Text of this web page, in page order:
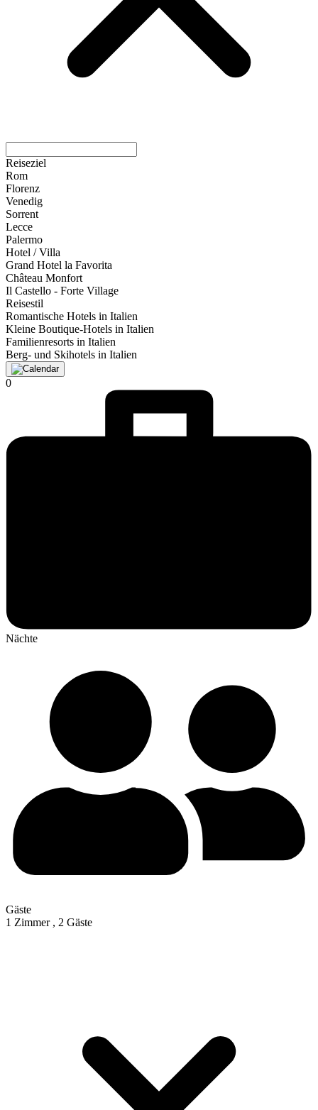
Reiseziel
Rom
Florenz
Venedig
Sorrent
Lecce
Palermo
Hotel / Villa
Grand Hotel la Favorita
Château Monfort
Il Castello - Forte Village
Reisestil
Romantische Hotels in Italien
Kleine Boutique-Hotels in Italien
Familienresorts in Italien
Berg- und Skihotels in Italien
0
Nächte
Gäste
1 Zimmer , 2 Gäste